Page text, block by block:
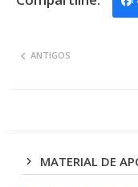
ANTIGOS
MATERIAL DE